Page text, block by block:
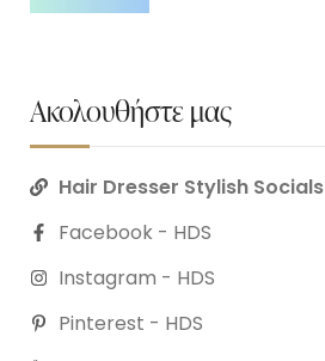
Ακολουθήστε μας
Hair Dresser Stylish Socials
Facebook - HDS
Instagram - HDS
Pinterest - HDS